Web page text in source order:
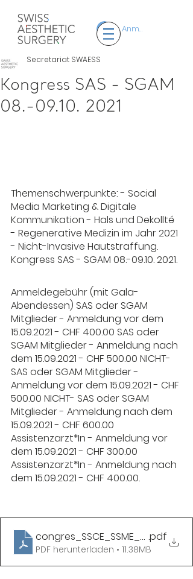
Anmelden
Kongress SAS - SGAM
08.-09.10. 2021
Secretariat SWAESS
Themenschwerpunkte: - Social
Media Marketing & Digitale
Kommunikation - Hals und Dekollté
- Regenerative Medizin im Jahr 2021
- Nicht-Invasive Hautstraffung.
Kongress SAS - SGAM 08.-09.10. 2021.
Anmeldegebühr (mit Gala-
Abendessen) SAS oder SGAM
Mitglieder - Anmeldung vor dem
15.09.2021 - CHF 400.00 SAS oder
SGAM Mitglieder - Anmeldung nach
dem 15.09.2021 - CHF 500.00 NICHT-
SAS oder SGAM Mitglieder -
Anmeldung vor dem 15.09.2021 - CHF
500.00 NICHT- SAS oder SGAM
Mitglieder - Anmeldung nach dem
15.09.2021 - CHF 600.00
Assistenzarzt*In - Anmeldung vor
dem 15.09.2021 - CHF 300.00
Assistenzarzt*In - Anmeldung nach
dem 15.09.2021 - CHF 400.00.
.pdf
PDF herunterladen • 11.38MB